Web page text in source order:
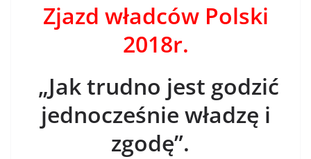
Zjazd władców Polski
2018r.
„Jak trudno jest godzić
jednocześnie władzę i
zgodę”.